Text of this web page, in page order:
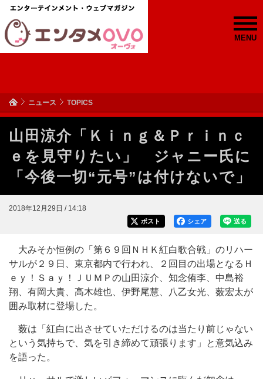
MENU
ニュース TOPICS
山田涼介「Ｋｉｎｇ＆Ｐｒｉｎｃ
ｅを見守りたい」 ジャニー氏に
「今後一切“元号”は付けないで」
2018年12月29日 / 14:18
送る
シェア
ポスト
大みそか恒例の「第６９回ＮＨＫ紅白歌合戦」のリハー
サルが２９日、東京都内で行われ、２回目の出場となるＨ
ｅｙ！Ｓａｙ！ＪＵＭＰの山田涼介、知念侑李、中島裕
翔、有岡大貴、高木雄也、伊野尾慧、八乙女光、薮宏太が
囲み取材に登場した。
薮は「紅白に出させていただけるのは当たり前じゃない
という気持ちで、気を引き締めて頑張ります」と意気込み
を語った。